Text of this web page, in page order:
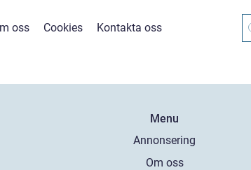
oss Cookies Kontakta oss
Menu
Annonsering
Om oss